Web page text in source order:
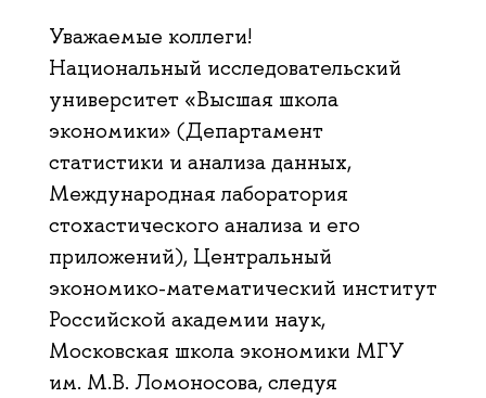
Уважаемые коллеги!
Национальный исследовательский
университет «Высшая школа
экономики» (Департамент
статистики и анализа данных,
Международная лаборатория
стохастического анализа и его
приложений), Центральный
экономико-математический институт
Российской академии наук,
Московская школа экономики МГУ
им. М.В. Ломоносова, следуя